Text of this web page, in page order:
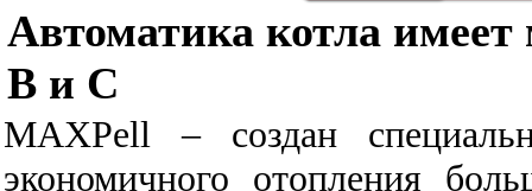
Автоматика котла
B и C
MAXPell – создан
экономичного отопления